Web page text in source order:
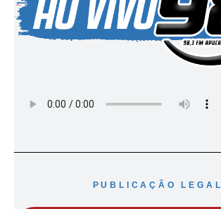
PUBLICAÇÃO LEGAL